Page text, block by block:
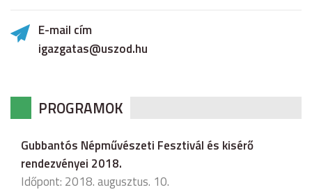
E-mail cím
igazgatas@uszod.hu
PROGRAMOK
Gubbantós Népművészeti Fesztivál és kisérő
rendezvényei 2018.
Időpont: 2018. augusztus. 10.